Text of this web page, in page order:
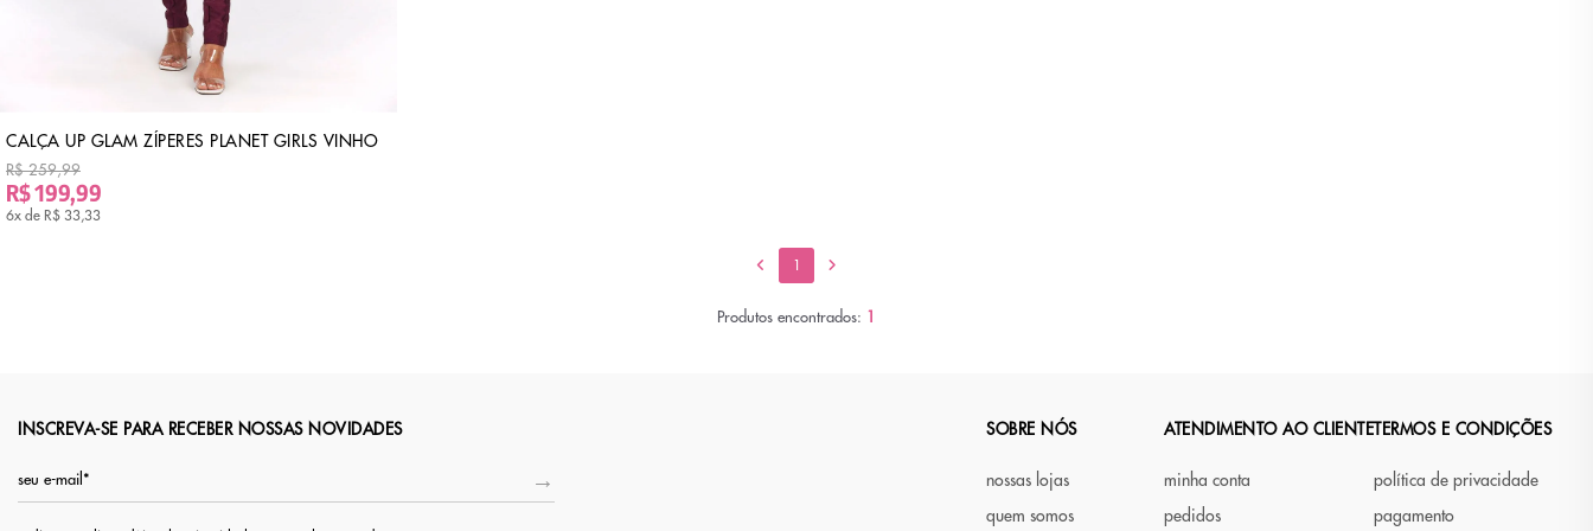
CALÇA UP GLAM ZÍPERES PLANET GIRLS VINHO
R$ 259,99
R$ 199,99
6x de R$ 33,33
1
Produtos encontrados: 1
INSCREVA-SE PARA RECEBER NOSSAS NOVIDADES SOBRE NÓS
nossas lojas
quem somos
ATENDIMENTO AO CLIENTE
minha conta
pedidos
TERMOS E CONDIÇÕES
política de privacidade
pagamento